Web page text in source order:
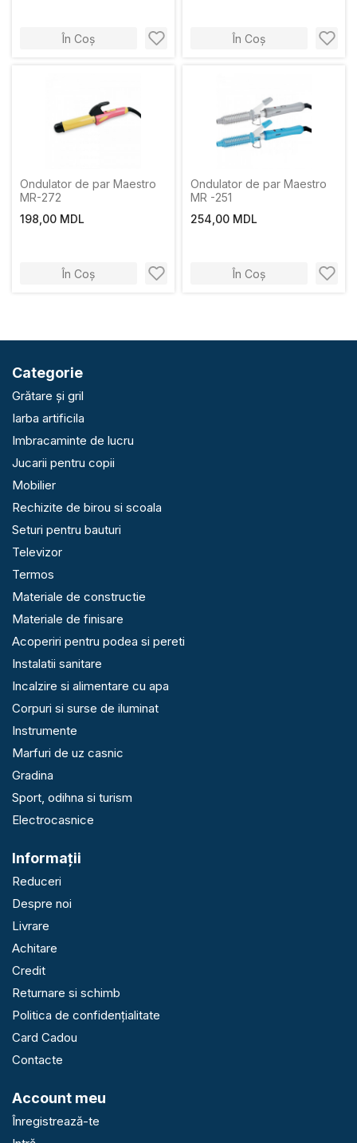
În Coș În Coș
Ondulator de par Maestro
MR-272
198,00 MDL
În Coș
Ondulator de par Maestro
MR -251
254,00 MDL
În Coș
Categorie
Grătare și gril
Iarba artificila
Imbracaminte de lucru
Jucarii pentru copii
Mobilier
Rechizite de birou si scoala
Seturi pentru bauturi
Televizor
Termos
Materiale de constructie
Materiale de finisare
Acoperiri pentru podea si pereti
Instalatii sanitare
Incalzire si alimentare cu apa
Corpuri si surse de iluminat
Instrumente
Marfuri de uz casnic
Gradina
Sport, odihna si turism
Electrocasnice
Informaţii
Reduceri
Despre noi
Livrare
Achitare
Credit
Returnare si schimb
Politica de confidențialitate
Card Cadou
Contacte
Account meu
Înregistrează-te